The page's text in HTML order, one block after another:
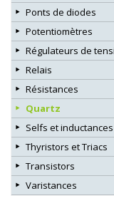
Ponts de diodes
Potentiomètres
Régulateurs de
Relais
Résistances
Quartz
Selfs et inductances
Thyristors et Triacs
Transistors
Varistances